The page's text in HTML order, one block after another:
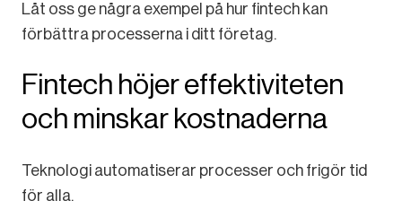
Låt oss ge några exempel på hur fintech kan
förbättra processerna i ditt företag.
Fintech höjer effektiviteten
och minskar kostnaderna
Teknologi automatiserar processer och frigör tid
för alla.